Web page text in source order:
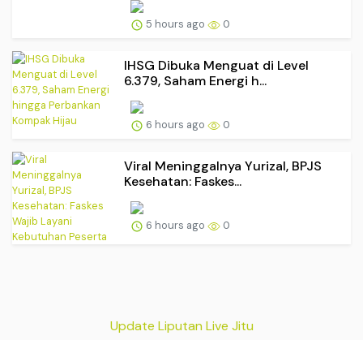
5 hours ago 0
IHSG Dibuka Menguat di Level
6.379, Saham Energi h...
6 hours ago 0
Viral Meninggalnya Yurizal, BPJS
Kesehatan: Faskes...
6 hours ago 0
Update Liputan Live Jitu